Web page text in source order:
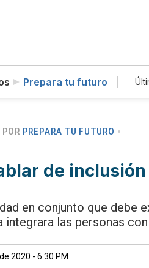
Prepara tu futuro
PREPARA TU FUTURO
de inclusión
en conjunto que debe
integrara las personas
2020 - 6:30 PM